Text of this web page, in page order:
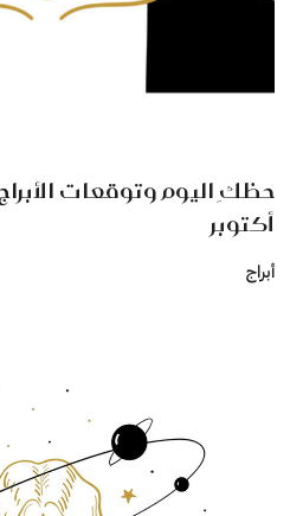
أكتوبر
أبراج